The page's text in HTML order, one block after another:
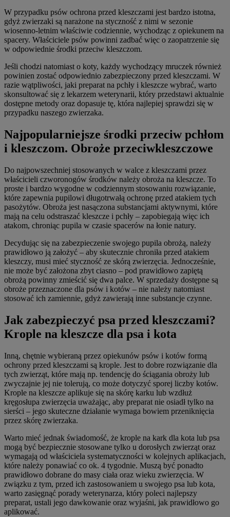
W przypadku psów ochrona przed kleszczami jest bardzo istotna,
gdyż zwierzaki są narażone na styczność z nimi w sezonie
wiosenno-letnim właściwie codziennie, wychodząc z opiekunem na
spacery. Właściciele psów powinni zadbać więc o zaopatrzenie się
w odpowiednie środki przeciw kleszczom.
Jeśli chodzi natomiast o koty, każdy wychodzący mruczek również
powinien zostać odpowiednio zabezpieczony przed kleszczami. W
razie wątpliwości, jaki preparat na pchły i kleszcze wybrać, warto
skonsultować się z lekarzem weterynarii, który przedstawi aktualnie
dostępne metody oraz dopasuje tę, która najlepiej sprawdzi się w
przypadku naszego zwierzaka.
Najpopularniejsze środki przeciw pchłom
i kleszczom. Obroże przeciwkleszczowe
Do najpowszechniej stosowanych w walce z kleszczami przez
właścicieli czworonogów środków należy obroża na kleszcze. To
proste i bardzo wygodne w codziennym stosowaniu rozwiązanie,
które zapewnia pupilowi długotrwałą ochronę przed atakiem tych
pasożytów. Obroża jest nasączona substancjami aktywnymi, które
mają na celu odstraszać kleszcze i pchły – zapobiegają więc ich
atakom, chroniąc pupila w czasie spacerów na łonie natury.
Decydując się na zabezpieczenie swojego pupila obrożą, należy
prawidłowo ją założyć – aby skutecznie chroniła przed atakiem
kleszczy, musi mieć styczność ze skórą zwierzęcia. Jednocześnie,
nie może być założona zbyt ciasno – pod prawidłowo zapiętą
obrożą powinny zmieścić się dwa palce. W sprzedaży dostępne są
obroże przeznaczone dla psów i kotów – nie należy natomiast
stosować ich zamiennie, gdyż zawierają inne substancje czynne.
Jak zabezpieczyć psa przed kleszczami?
Krople na kleszcze dla psa i kota
Inną, chętnie wybieraną przez opiekunów psów i kotów formą
ochrony przed kleszczami są krople. Jest to dobre rozwiązanie dla
tych zwierząt, które mają np. tendencję do ściągania obroży lub
zwyczajnie jej nie tolerują, co może dotyczyć sporej liczby kotów.
Krople na kleszcze aplikuje się na skórę karku lub wzdłuż
kręgosłupa zwierzęcia uważając, aby preparat nie osiadł tylko na
sierści – jego skuteczne działanie wymaga bowiem przeniknięcia
przez skórę zwierzaka.
Warto mieć jednak świadomość, że krople na kark dla kota lub psa
mogą być bezpiecznie stosowane tylko u dorosłych zwierząt oraz
wymagają od właściciela systematyczności w kolejnych aplikacjach,
które należy ponawiać co ok. 4 tygodnie. Muszą być ponadto
prawidłowo dobrane do masy ciała oraz wieku zwierzęcia. W
związku z tym, przed ich zastosowaniem u swojego psa lub kota,
warto zasięgnąć porady weterynarza, który poleci najlepszy
preparat, ustali jego dawkowanie oraz wyjaśni, jak prawidłowo go
aplikować.